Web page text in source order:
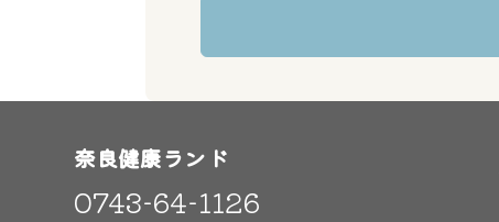
奈良健康ランド
0743-64-1126